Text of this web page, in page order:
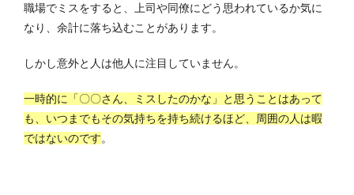
職場でミスをすると、上司や同僚にどう思われているか気に
なり、余計に落ち込むことがあります。
しかし意外と人は他人に注目していません。
一時的に「〇〇さん、ミスしたのかな」と思うことはあって
も、いつまでもその気持ちを持ち続けるほど、周囲の人は暇
ではないのです。